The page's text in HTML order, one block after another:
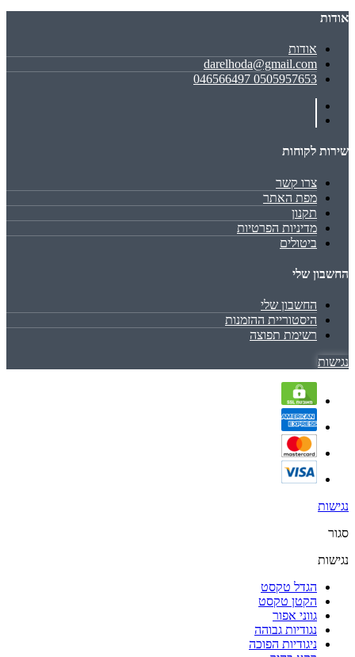
אודות
אודות
darelhoda@gmail.com
0505957653 046566497
שירות לקוחות
צרו קשר
מפת האתר
תקנון
מדיניות הפרטיות
ביטולים
החשבון שלי
החשבון שלי
היסטוריית ההזמנות
רשימת תפוצה
נגישות
נגישות
סגור
נגישות
הגדל טקסט
הקטן טקסט
גווני אפור
נגודיות גבוהה
ניגודיות הפוכה